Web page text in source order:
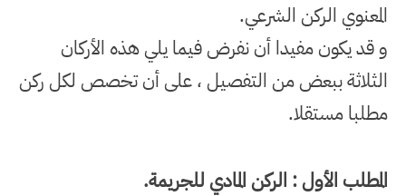
المعنوي الركن الشرعي.
و قد يكون مفيدا أن نفرض فيما يلي هذه الأركان
الثلاثة ببعض من التفصيل ، على أن تخصص لكل ركن
مطلبا مستقلا.
المطلب الأول : الركن المادي للجريمة.